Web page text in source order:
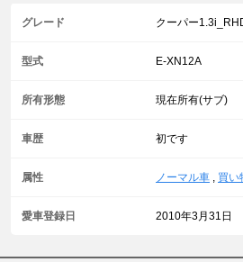
グレード クーパー
型式 E-XN12A
所有形態 現在所有(サブ)
車歴 初です
属性 ノーマル車 , 買い
愛車登録日 2010年3月31日